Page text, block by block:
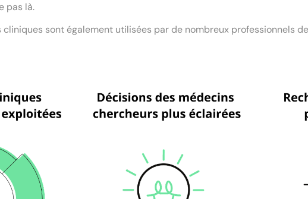
pas là.
cliniques sont également utilisées par de nombreux professionnels